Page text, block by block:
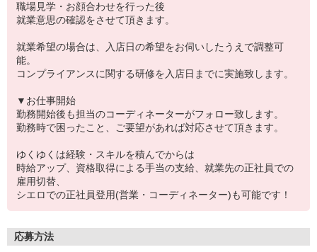
職場見学・お顔合わせを行った後
就業意思の確認をさせて頂きます。
就業希望の場合は、入店日の希望をお伺いしたうえで調整可
能。
コンプライアンスに関する研修を入店日までに実施致します。
▼お仕事開始
勤務開始後も担当のコーディネーターがフォロー致します。
勤務時で困ったこと、ご要望があれば対応させて頂きます。
ゆくゆくは経験・スキルを積んでからは
時給アップ、資格取得による手当の支給、就業先の正社員での
雇用切替、
シエロでの正社員登用(営業・コーディネーター)も可能です！
応募方法